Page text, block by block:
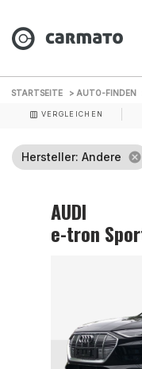
STARTSEITE > AUTO-FINDEN
VERGLEICHEN
Hersteller: Andere cancel
AUDI